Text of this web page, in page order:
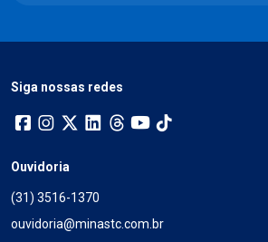
Siga nossas redes
Ouvidoria
(31) 3516-1370
ouvidoria@minastc.com.br